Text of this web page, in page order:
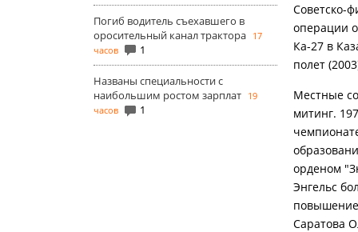
Погиб водитель съехавшего в
оросительный канал трактора 17
часов
1
Названы специальности с
наибольшим ростом зарплат 19
часов
1
Советско-
операции
Ка-27 в
полет
Местные
митинг.
орденом
Энгельс
повышение
Саратова